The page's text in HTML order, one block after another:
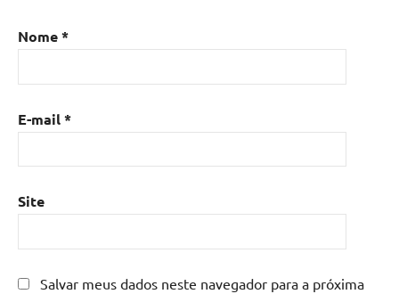
Nome*
E-mail*
Site
Salvar meus dados neste navegador para a próxima